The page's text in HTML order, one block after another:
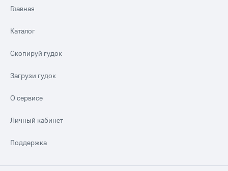
Главная
Каталог
Скопируй гудок
Загрузи гудок
О сервисе
Личный кабинет
Поддержка